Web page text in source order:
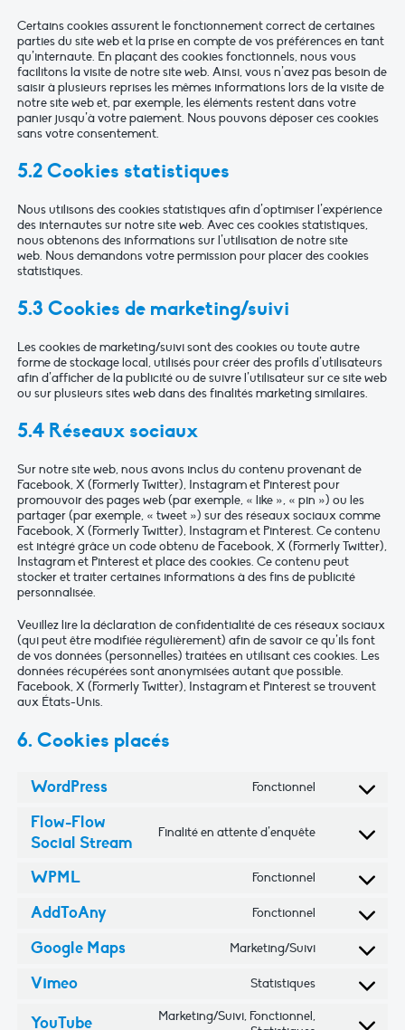
Certains cookies assurent le fonctionnement correct de certaines
parties du site web et la prise en compte de vos préférences en tant
qu’internaute. En plaçant des cookies fonctionnels, nous vous
facilitons la visite de notre site web. Ainsi, vous n’avez pas besoin de
saisir à plusieurs reprises les mêmes informations lors de la visite de
notre site web et, par exemple, les éléments restent dans votre
panier jusqu’à votre paiement. Nous pouvons déposer ces cookies
sans votre consentement.
5.2 Cookies statistiques
Nous utilisons des cookies statistiques afin d’optimiser l’expérience
des internautes sur notre site web. Avec ces cookies statistiques,
nous obtenons des informations sur l’utilisation de notre site
web. Nous demandons votre permission pour placer des cookies
statistiques.
5.3 Cookies de marketing/suivi
Les cookies de marketing/suivi sont des cookies ou toute autre
forme de stockage local, utilisés pour créer des profils d’utilisateurs
afin d’afficher de la publicité ou de suivre l’utilisateur sur ce site web
ou sur plusieurs sites web dans des finalités marketing similaires.
5.4 Réseaux sociaux
Sur notre site web, nous avons inclus du contenu provenant de
Facebook, X (Formerly Twitter), Instagram et Pinterest pour
promouvoir des pages web (par exemple, « like », « pin ») ou les
partager (par exemple, « tweet ») sur des réseaux sociaux comme
Facebook, X (Formerly Twitter), Instagram et Pinterest. Ce contenu
est intégré grâce un code obtenu de Facebook, X (Formerly Twitter),
Instagram et Pinterest et place des cookies. Ce contenu peut
stocker et traiter certaines informations à des fins de publicité
personnalisée.
Veuillez lire la déclaration de confidentialité de ces réseaux sociaux
(qui peut être modifiée régulièrement) afin de savoir ce qu’ils font
de vos données (personnelles) traitées en utilisant ces cookies. Les
données récupérées sont anonymisées autant que possible.
Facebook, X (Formerly Twitter), Instagram et Pinterest se trouvent
aux États-Unis.
6. Cookies placés
WordPress Fonctionnel
Consent
service
Flow-Flow
Social Stream
Finalité en attente d’enquête
Consent
service
social-
WPML Fonctionnel
Consent
AddToAny Fonctionnel
Consent
addtoany
Google Maps Marketing/Suivi
Consent
google-
Vimeo Statistiques
Consent
YouTube
Marketing/Suivi, Fonctionnel,